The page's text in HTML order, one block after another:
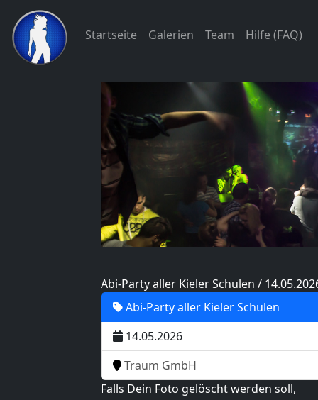
Startseite Galerien Team Hilfe (FAQ)
Abi-Party aller Kieler Schulen /
Abi-Party aller Kieler Schulen
14.05.2026
Traum GmbH
Falls Dein Foto gelöscht werden soll,